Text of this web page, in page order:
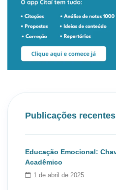
Publicações recentes
Educação Emocional:
Acadêmico
1 de abril de 2025